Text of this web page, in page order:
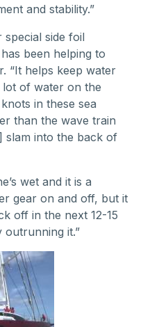
and stability.”
special side foil
been helping to
“It helps keep water
of water on the
in these sea
than the wave train
slam into the back of
wet and it is a
gear on and off, but it
off in the next 12-15
outrunning it.”